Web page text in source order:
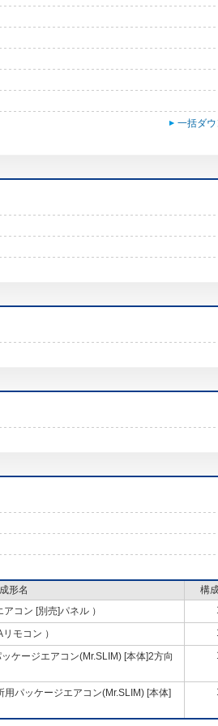
一括ダ
形名
構
コン [別売]パネル ）
モコン ）
ケージエアコン(Mr.SLIM) [本体]2方向
用パッケージエアコン(Mr.SLIM) [本体]